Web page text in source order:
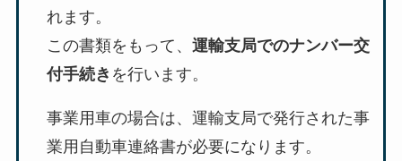
れます。
この書類をもって、 運輸支局でのナンバー交
付手続き を行います。
事業用車の場合は、運輸支局で発行された事
業用自動車連絡書が必要になります。